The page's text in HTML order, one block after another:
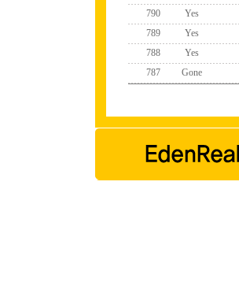
790
Yes
789
Yes
788
Yes
787
Gone